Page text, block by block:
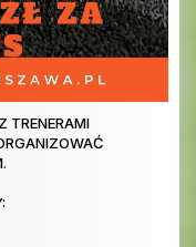
TRENERAMI